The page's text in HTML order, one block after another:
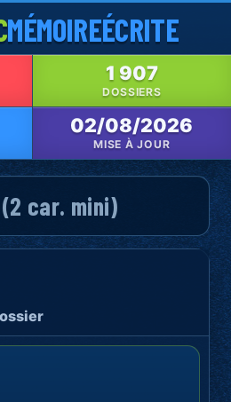
MÉMOIREÉCRITE
1 907
DOSSIERS
02/08/2026
MISE À JOUR